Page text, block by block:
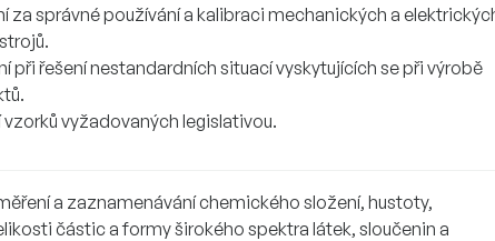
za správné používání a kalibraci mechanických a
při řešení nestandardních situací vyskytujících se při výrobě
vyžadovaných legislativou.
a zaznamenávání chemického složení, hustoty,
částic a formy širokého spektra látek, sloučenin a